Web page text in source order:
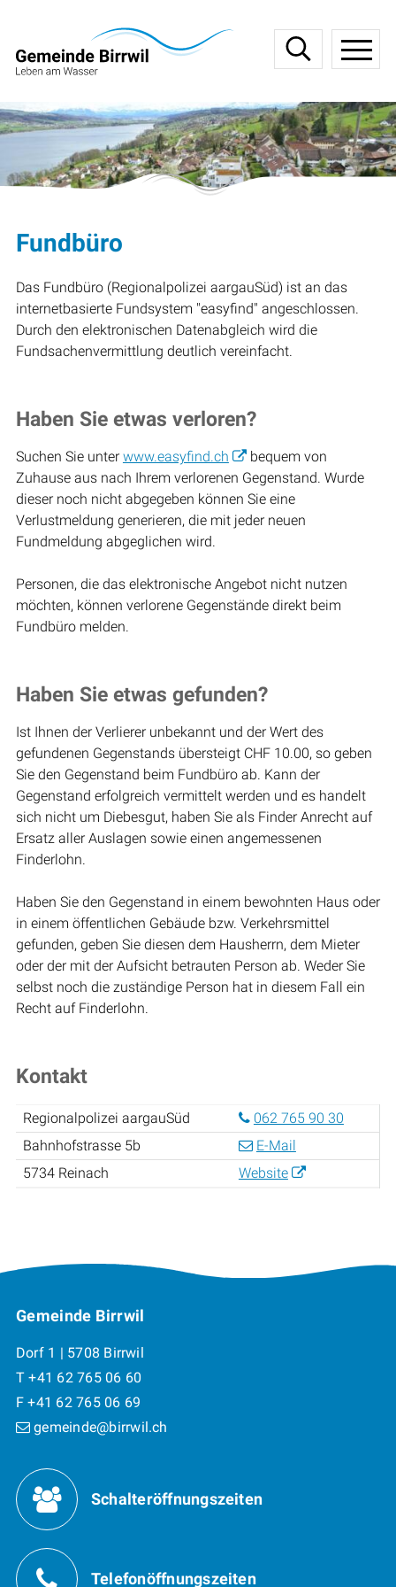
Navigieren in Birrwil
Fundbüro
Das Fundbüro (Regionalpolizei aargauSüd) ist an das
internetbasierte Fundsystem "easyfind" angeschlossen.
Durch den elektronischen Datenabgleich wird die
Fundsachenvermittlung deutlich vereinfacht.
Haben Sie etwas verloren?
Suchen Sie unter www.easyfind.ch
bequem von
Zuhause aus nach Ihrem verlorenen Gegenstand. Wurde
dieser noch nicht abgegeben können Sie eine
Verlustmeldung generieren, die mit jeder neuen
Fundmeldung abgeglichen wird.
Personen, die das elektronische Angebot nicht nutzen
möchten, können verlorene Gegenstände direkt beim
Fundbüro melden.
Haben Sie etwas gefunden?
Ist Ihnen der Verlierer unbekannt und der Wert des
gefundenen Gegenstands übersteigt CHF 10.00, so geben
Sie den Gegenstand beim Fundbüro ab. Kann der
Gegenstand erfolgreich vermittelt werden und es handelt
sich nicht um Diebesgut, haben Sie als Finder Anrecht auf
Ersatz aller Auslagen sowie einen angemessenen
Finderlohn.
Haben Sie den Gegenstand in einem bewohnten Haus oder
in einem öffentlichen Gebäude bzw. Verkehrsmittel
gefunden, geben Sie diesen dem Hausherrn, dem Mieter
oder der mit der Aufsicht betrauten Person ab. Weder Sie
selbst noch die zuständige Person hat in diesem Fall ein
Recht auf Finderlohn.
Kontakt
Regionalpolizei aargauSüd
062 765 90 30
Bahnhofstrasse 5b
E-Mail
5734 Reinach
Website
Footer
Gemeinde Birrwil
Dorf 1 | 5708 Birrwil
T +41 62 765 06 60
F +41 62 765 06 69
gemeinde@birrwil.ch
Öffnungszeiten
Schalteröffnungszeiten
Telefonöffnungszeiten